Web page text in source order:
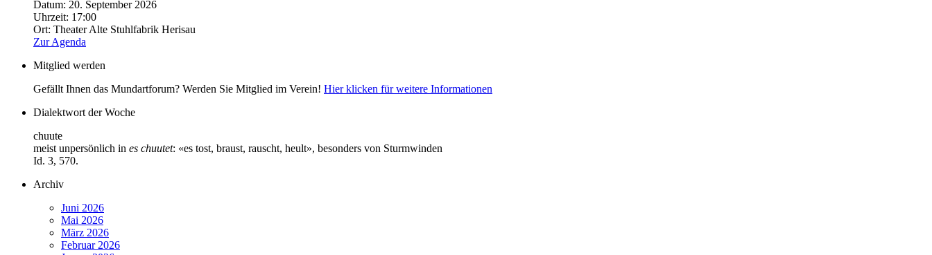
Datum: 20. September 2026
Uhrzeit: 17:00
Ort: Theater Alte Stuhlfabrik Herisau
Zur Agenda
Mitglied werden
Gefällt Ihnen das Mundartforum? Werden Sie Mitglied im Verein! Hier klicken für weitere Informationen
Dialektwort der Woche
chuute
meist unpersönlich in es chuutet: «es tost, braust, rauscht, heult», besonders von Sturmwinden
Id. 3, 570.
Archiv
Juni 2026
Mai 2026
März 2026
Februar 2026